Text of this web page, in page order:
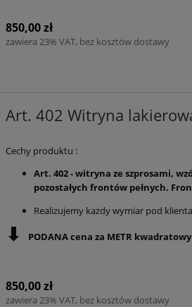
850,00 zł
zawiera 23% VAT, bez kosztów dostawy
Art. 402 Witryna
Cechy produktu :
Art. 402 - witryna ze szprosami,
pozostałych frontów pełnych.
Realizujemy każdy wymiar pod klienta
⬇ PODANA cena za METR
850,00 zł
zawiera 23% VAT, bez kosztów dostawy